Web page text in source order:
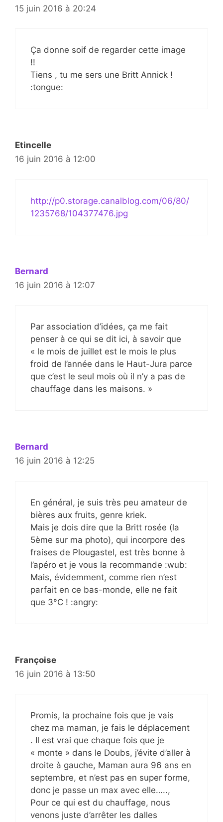
15 juin 2016 à 20:24
Ça donne soif de regarder cette image
!!
Tiens , tu me sers une Britt Annick !
:tongue:
Etincelle
16 juin 2016 à 12:00
http://p0.storage.canalblog.com/06/80/
1235768/104377476.jpg
Bernard
16 juin 2016 à 12:07
Par association d’idées, ça me fait
penser à ce qui se dit ici, à savoir que
« le mois de juillet est le mois le plus
froid de l’année dans le Haut-Jura parce
que c’est le seul mois où il n’y a pas de
chauffage dans les maisons. »
Bernard
16 juin 2016 à 12:25
En général, je suis très peu amateur de
bières aux fruits, genre kriek.
Mais je dois dire que la Britt rosée (la
5ème sur ma photo), qui incorpore des
fraises de Plougastel, est très bonne à
l’apéro et je vous la recommande :wub:
Mais, évidemment, comme rien n’est
parfait en ce bas-monde, elle ne fait
que 3°C ! :angry:
Françoise
16 juin 2016 à 13:50
Promis, la prochaine fois que je vais
chez ma maman, je fais le déplacement
. Il est vrai que chaque fois que je
« monte » dans le Doubs, j’évite d’aller à
droite à gauche, Maman aura 96 ans en
septembre, et n’est pas en super forme,
donc je passe un max avec elle…..,
Pour ce qui est du chauffage, nous
venons juste d’arrêter les dalles